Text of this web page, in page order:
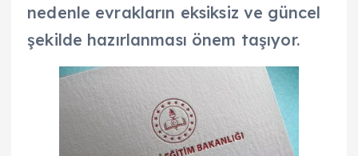
nedenle evrakların eksiksiz ve güncel
şekilde hazırlanması önem taşıyor.